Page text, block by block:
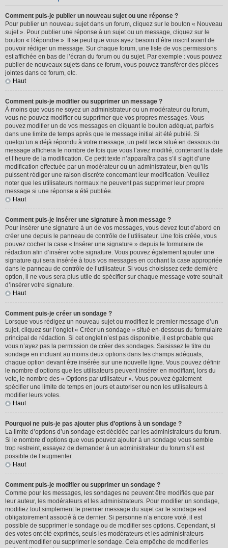
Comment puis-je publier un nouveau sujet ou une réponse ?
Pour publier un nouveau sujet dans un forum, cliquez sur le bouton « Nouveau
sujet ». Pour publier une réponse à un sujet ou un message, cliquez sur le
bouton « Répondre ». Il se peut que vous ayez besoin d’être inscrit avant de
pouvoir rédiger un message. Sur chaque forum, une liste de vos permissions
est affichée en bas de l’écran du forum ou du sujet. Par exemple : vous pouvez
publier de nouveaux sujets dans ce forum, vous pouvez transférer des pièces
jointes dans ce forum, etc.
Haut
Comment puis-je modifier ou supprimer un message ?
À moins que vous ne soyez un administrateur ou un modérateur du forum,
vous ne pouvez modifier ou supprimer que vos propres messages. Vous
pouvez modifier un de vos messages en cliquant le bouton adéquat, parfois
dans une limite de temps après que le message initial ait été publié. Si
quelqu’un a déjà répondu à votre message, un petit texte situé en dessous du
message affichera le nombre de fois que vous l’avez modifié, contenant la date
et l’heure de la modification. Ce petit texte n’apparaîtra pas s’il s’agit d’une
modification effectuée par un modérateur ou un administrateur, bien qu’ils
puissent rédiger une raison discrète concernant leur modification. Veuillez
noter que les utilisateurs normaux ne peuvent pas supprimer leur propre
message si une réponse a été publiée.
Haut
Comment puis-je insérer une signature à mon message ?
Pour insérer une signature à un de vos messages, vous devez tout d’abord en
créer une depuis le panneau de contrôle de l’utilisateur. Une fois créée, vous
pouvez cocher la case « Insérer une signature » depuis le formulaire de
rédaction afin d’insérer votre signature. Vous pouvez également ajouter une
signature qui sera insérée à tous vos messages en cochant la case appropriée
dans le panneau de contrôle de l’utilisateur. Si vous choisissez cette dernière
option, il ne vous sera plus utile de spécifier sur chaque message votre souhait
d’insérer votre signature.
Haut
Comment puis-je créer un sondage ?
Lorsque vous rédigez un nouveau sujet ou modifiez le premier message d’un
sujet, cliquez sur l’onglet « Créer un sondage » situé en-dessous du formulaire
principal de rédaction. Si cet onglet n’est pas disponible, il est probable que
vous n’ayez pas la permission de créer des sondages. Saisissez le titre du
sondage en incluant au moins deux options dans les champs adéquats,
chaque option devant être insérée sur une nouvelle ligne. Vous pouvez définir
le nombre d’options que les utilisateurs peuvent insérer en modifiant, lors du
vote, le nombre des « Options par utilisateur ». Vous pouvez également
spécifier une limite de temps en jours et autoriser ou non les utilisateurs à
modifier leurs votes.
Haut
Pourquoi ne puis-je pas ajouter plus d’options à un sondage ?
La limite d’options d’un sondage est décidée par les administrateurs du forum.
Si le nombre d’options que vous pouvez ajouter à un sondage vous semble
trop restreint, essayez de demander à un administrateur du forum s’il est
possible de l’augmenter.
Haut
Comment puis-je modifier ou supprimer un sondage ?
Comme pour les messages, les sondages ne peuvent être modifiés que par
leur auteur, les modérateurs et les administrateurs. Pour modifier un sondage,
modifiez tout simplement le premier message du sujet car le sondage est
obligatoirement associé à ce dernier. Si personne n’a encore voté, il est
possible de supprimer le sondage ou de modifier ses options. Cependant, si
des votes ont été exprimés, seuls les modérateurs et les administrateurs
peuvent modifier ou supprimer le sondage. Cela empêche de modifier les